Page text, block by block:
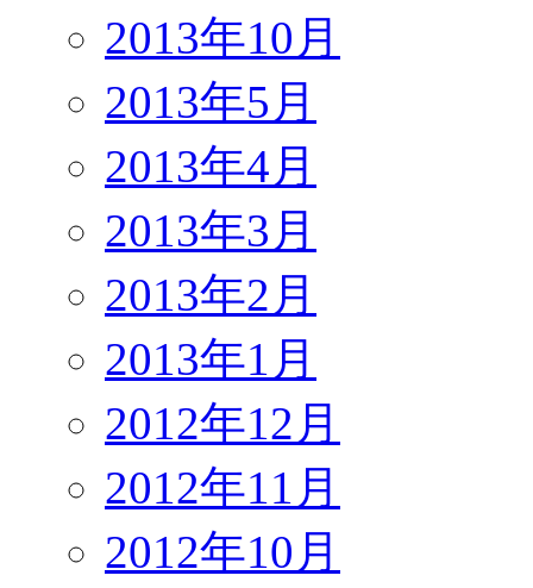
2013年10月
2013年5月
2013年4月
2013年3月
2013年2月
2013年1月
2012年12月
2012年11月
2012年10月